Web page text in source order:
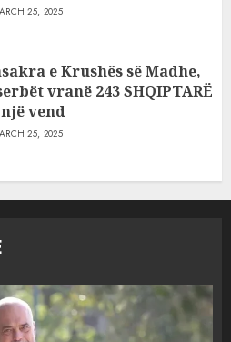
25, 2025
e Krushës së Madhe,
vranë 243 SHQIPTARË
vend
25, 2025